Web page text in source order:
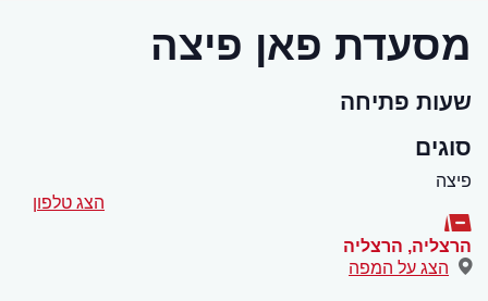
מסעדת פאן פיצה
שעות פתיחה
סוגים
פיצה
הצג טלפון
הרצליה, הרצליה
הצג על המפה